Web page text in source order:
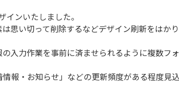
ンいたしました。
思い切って削除するなどデザイン刷新をはか
入力作業を事前に済ませられるように複数フ
報・お知らせ」などの更新頻度がある程度見